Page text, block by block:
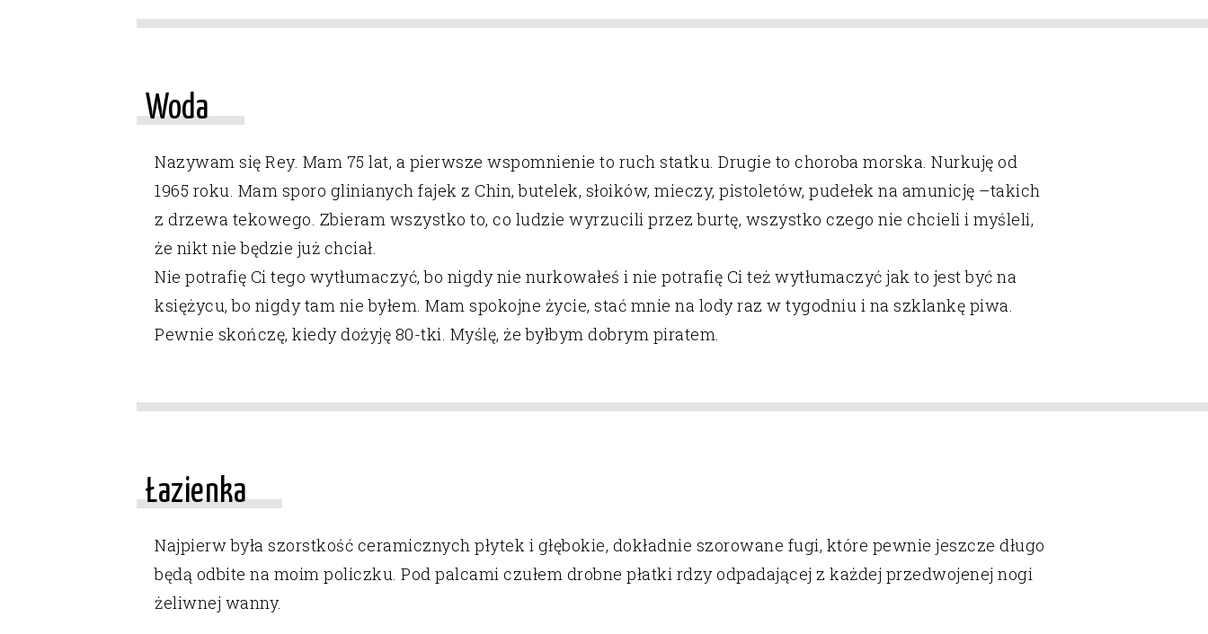
Woda
Nazywam się Rey. Mam 75 lat, a pierwsze wspomnienie to ruch statku. Drugie to choroba morska. Nurkuję od
1965 roku. Mam sporo glinianych fajek z Chin, butelek, słoików, mieczy, pistoletów, pudełek na amunicję –takich
z drzewa tekowego. Zbieram wszystko to, co ludzie wyrzucili przez burtę, wszystko czego nie chcieli i myśleli,
że nikt nie będzie już chciał.
Nie potrafię Ci tego wytłumaczyć, bo nigdy nie nurkowałeś i nie potrafię Ci też wytłumaczyć jak to jest być na
księżycu, bo nigdy tam nie byłem. Mam spokojne życie, stać mnie na lody raz w tygodniu i na szklankę piwa.
Pewnie skończę, kiedy dożyję 80-tki. Myślę, że byłbym dobrym piratem.
Łazienka
Najpierw była szorstkość ceramicznych płytek i głębokie, dokładnie szorowane fugi, które pewnie jeszcze długo
będą odbite na moim policzku. Pod palcami czułem drobne płatki rdzy odpadającej z każdej przedwojenej nogi
żeliwnej wanny.